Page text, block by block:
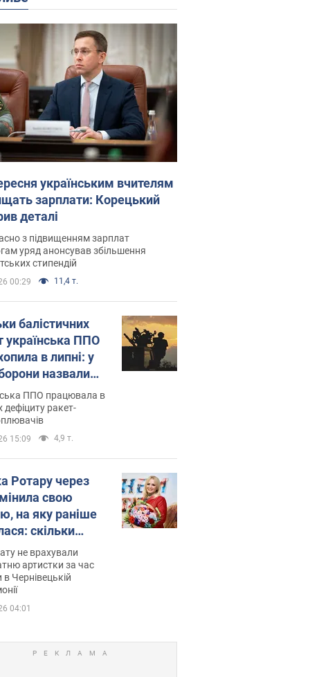
українським вчителям
зарплати: Корецький
деталі
з підвищенням зарплат
уряд анонсував збільшення
стипендій
00:29 11,4 т.
балістичних
українська ППО
в липні: у
назвали
ППО працювала в
дефіциту ракет-
15:09 4,9 т.
Ротару через
свою
на яку раніше
скільки
співачка
не врахували
артистки за час
в Чернівецькій
04:01